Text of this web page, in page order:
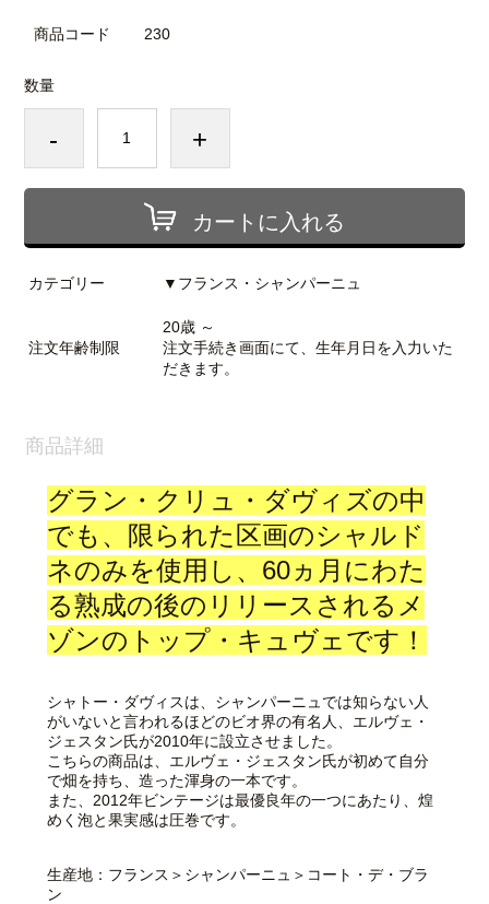
商品コード 230
数量
- +
カートに入れる
カテゴリー ▼フランス・シャンパーニュ
注文年齢制限
20歳 ～
注文手続き画面にて、生年月日を入力いた
だきます。
商品詳細
グラン・クリュ・ダヴィズの中
でも、限られた区画のシャルド
ネのみを使用し、60ヵ月にわた
る熟成の後のリリースされるメ
ゾンのトップ・キュヴェです！
シャトー・ダヴィスは、シャンパーニュでは知らない人
がいないと言われるほどのビオ界の有名人、エルヴェ・
ジェスタン氏が2010年に設立させました。
こちらの商品は、エルヴェ・ジェスタン氏が初めて自分
で畑を持ち、造った渾身の一本です。
また、2012年ビンテージは最優良年の一つにあたり、煌
めく泡と果実感は圧巻です。
生産地：フランス＞シャンパーニュ＞コート・デ・ブラ
ン